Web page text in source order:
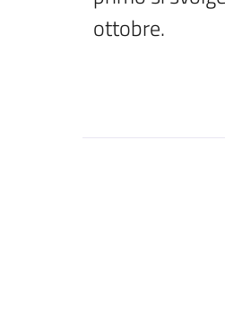
ottobre.